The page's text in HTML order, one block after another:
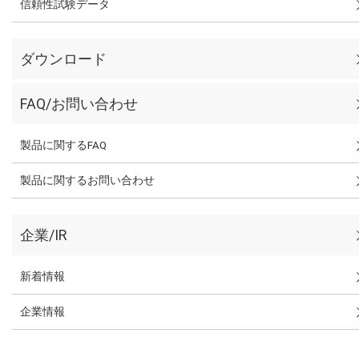
信頼性試験データ
ダウンロード
FAQ/お問い合わせ
製品に関するFAQ
製品に関するお問い合わせ
企業/IR
新着情報
企業情報